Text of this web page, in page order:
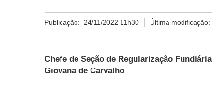
Publicação: 24/11/2022 11h30 Última modificação:
Chefe de Seção de Regularização Fundiária
Giovana de Carvalho